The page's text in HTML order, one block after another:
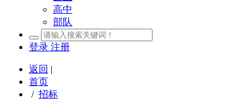
高中
部队
登录 注册
返回 |
首页
/ 招标